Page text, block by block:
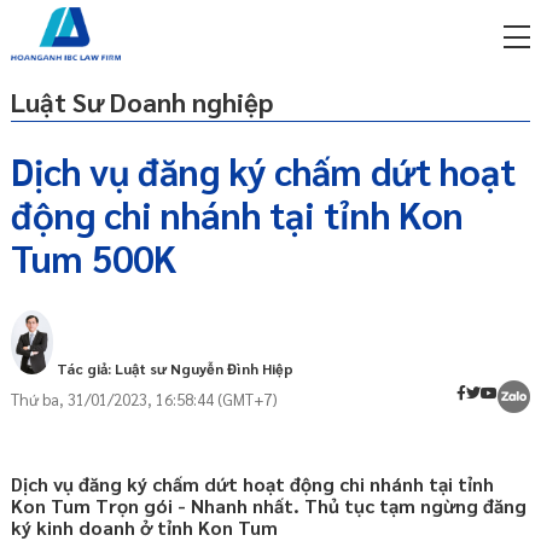
Luật Sư Doanh nghiệp
Dịch vụ đăng ký chấm dứt hoạt
động chi nhánh tại tỉnh Kon
Tum 500K
Tác giả: Luật sư Nguyễn Đình Hiệp
Thứ ba, 31/01/2023, 16:58:44 (GMT+7)
Dịch vụ đăng ký chấm dứt hoạt động chi nhánh tại tỉnh
Kon Tum Trọn gói - Nhanh nhất. Thủ tục tạm ngừng đăng
ký kinh doanh ở tỉnh Kon Tum
Yêu cầu, điều kiện thực hiện chấm dứt
hoạt động của chi nhánh là gì?
Nộp hồ sơ chấm dứt hoạt động chi
nhánh ở đâu?
phí qua zalo
sư trực tuyến online
gói
phí qua zalo
sư trực tuyến online
ty/doanh nghiệp
gói